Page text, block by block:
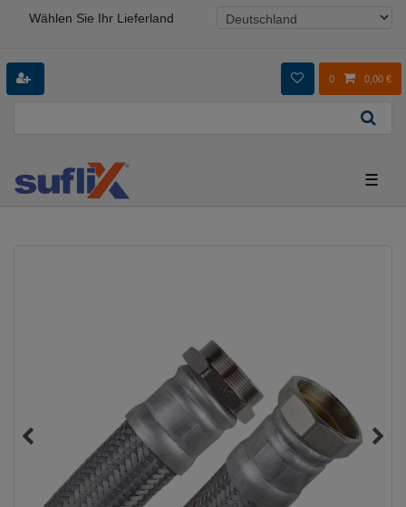
Wählen Sie Ihr Lieferland
0 0,00 €
☰